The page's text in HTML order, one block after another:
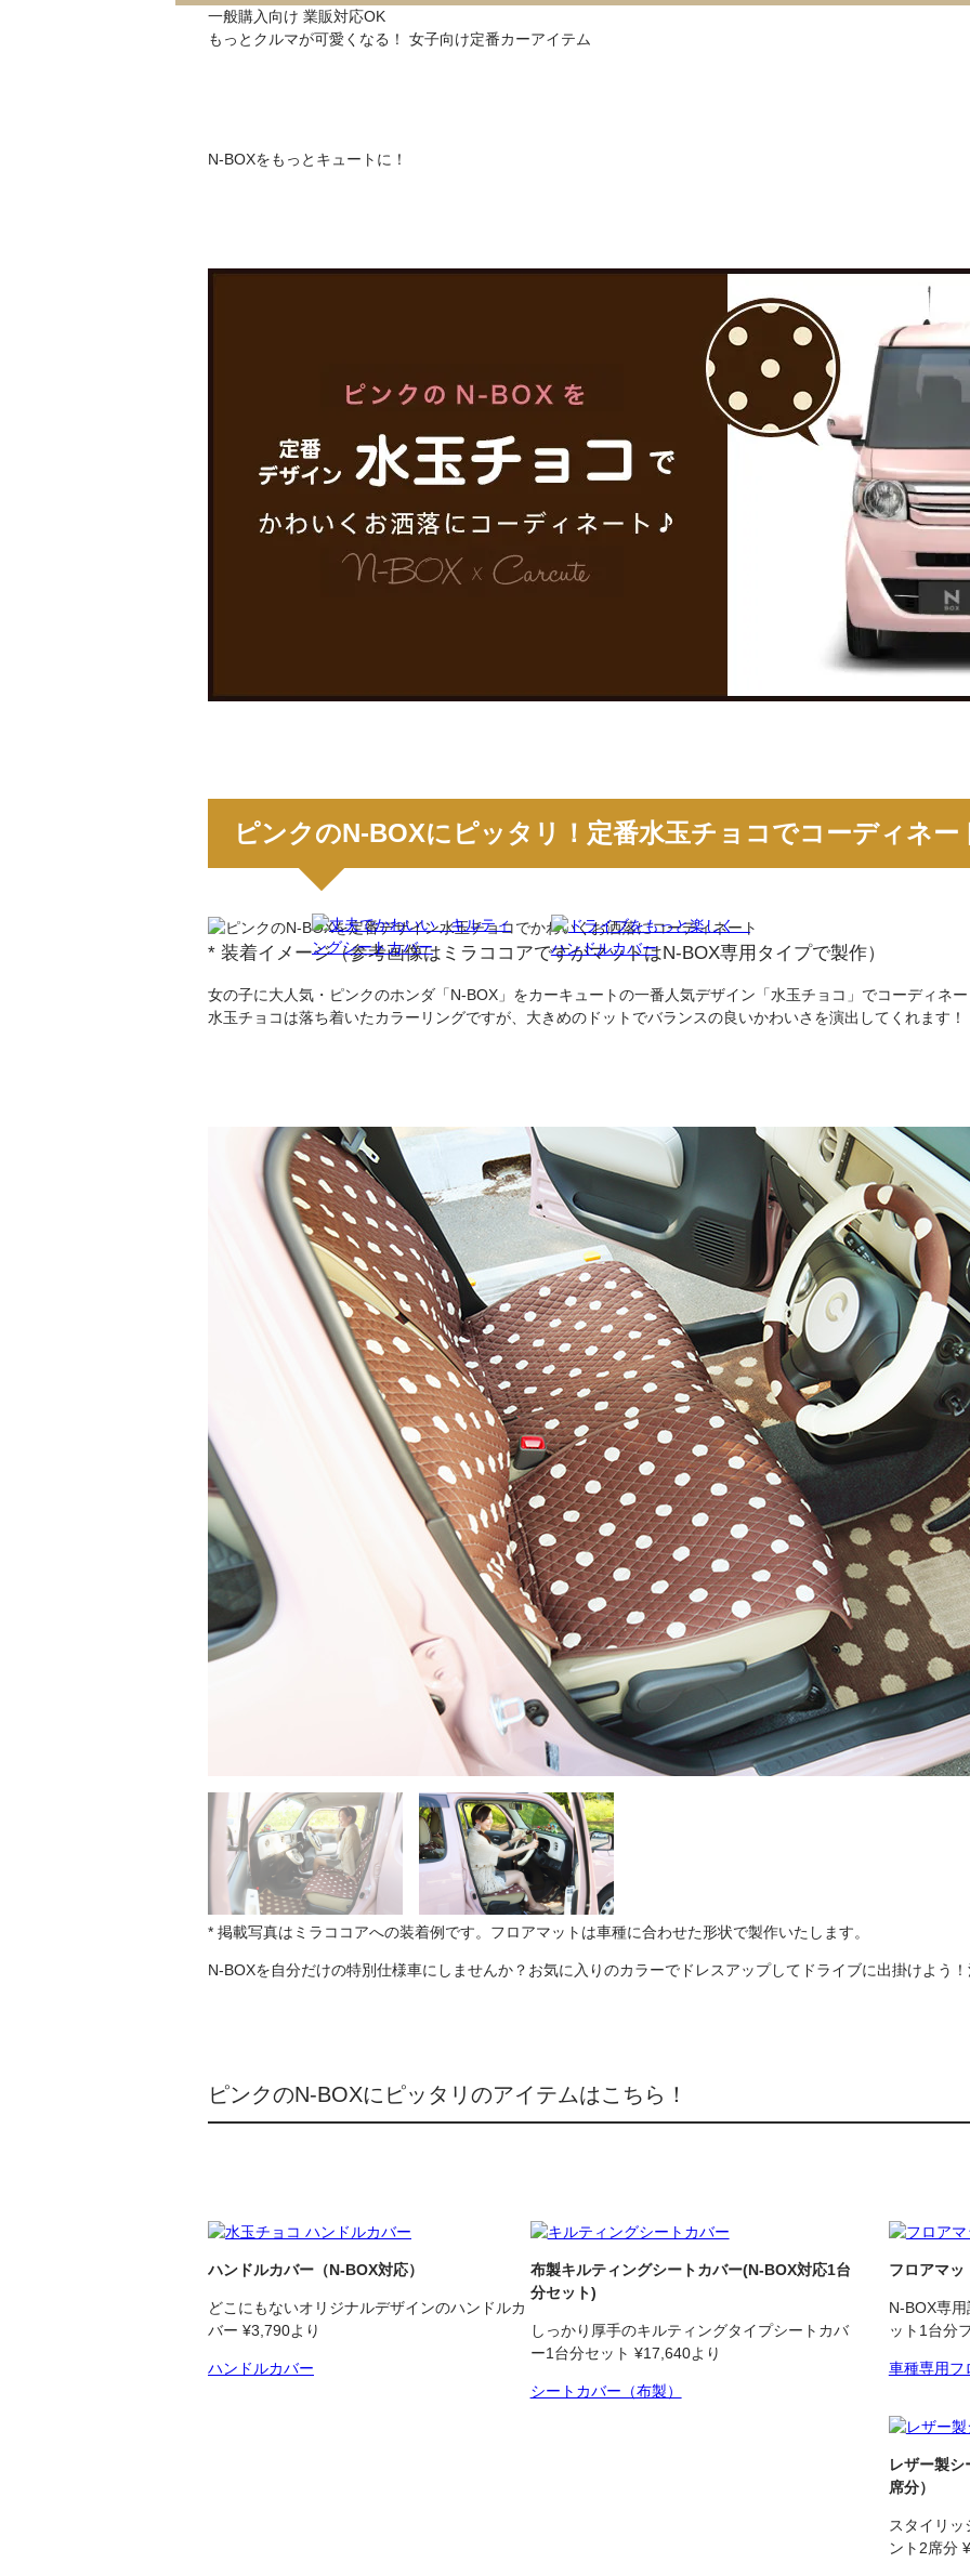
一般購入向け 業販対応OK
もっとクルマが可愛くなる！
女子向け定番カーアイテム
N-BOXをもっとキュートに！
ピンクのN-BOXにピッタリ！定番水玉チョコでコーディネー
* 装着イメージ（参考画像はミラココアですがマットはN-BOX専用タイプで製作）
女の子に大人気・ピンクのホンダ「N-BOX」をカーキュートの一番人気デザイン「水玉チョコ」でコーディネー
水玉チョコは落ち着いたカラーリングですが、大きめのドットでバランスの良いかわいさを演出してくれます！
* 掲載写真はミラココアへの装着例です。 フロアマットは車種に合わせた形状で製作いたします。
N-BOXを自分だけの特別仕様車にしませんか？お気に入りのカラーでドレスアップしてドライブに出掛けよう
ピンクのN-BOXにピッタリのアイテムはこちら！
ハンドルカバー （N-BOX対応）
どこにもないオリジナルデザインのハンドルカ
バー ¥3,790より
ハンドルカバー
布製キルティングシートカバー(N-BOX対応1台
分セット)
しっかり厚手のキルティングタイプシートカバ
ー1台分セット ¥17,640より
シートカバー（布製）
フロアマッ
N-BOX専
ット1台分
車種専用フ
レザー製シ
席分）
スタイリッ
ント2席分